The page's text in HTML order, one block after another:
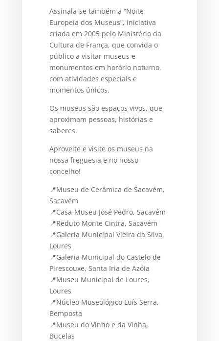
Assinala-se também a “Noite
Europeia dos Museus”, iniciativa
criada em 2005 pelo Ministério da
Cultura de França, que convida o
público a visitar museus e
monumentos em horário noturno,
com atividades especiais e
momentos únicos.
Os museus são espaços vivos, que
aproximam pessoas, histórias e
saberes.
Aproveite e visite os museus na
nossa freguesia e no nosso
concelho!
📍Museu de Cerâmica de Sacavém,
Sacavém
📍Casa-Museu José Pedro, Sacavém
📍Reduto Monte Cintra, Sacavém
📍Galeria Municipal Vieira da Silva,
Loures
📍Galeria Municipal do Castelo de
Pirescouxe, Santa Iria de Azóia
📍Museu Municipal de Loures,
Loures
📍Núcleo Museológico Luís Serra,
Bemposta
📍Museu do Vinho e da Vinha,
Bucelas